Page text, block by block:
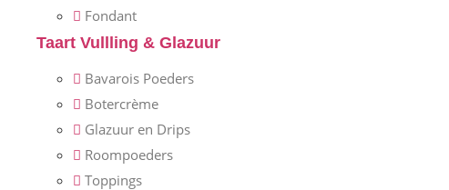
Fondant
Taart Vullling & Glazuur
Bavarois Poeders
Botercrème
Glazuur en Drips
Roompoeders
Toppings